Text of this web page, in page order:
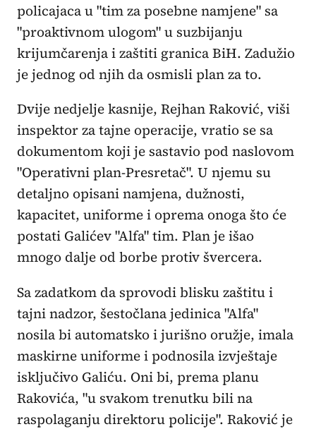
policajaca u "tim za posebne namjene" sa
"proaktivnom ulogom" u suzbijanju
krijumčarenja i zaštiti granica BiH. Zadužio
je jednog od njih da osmisli plan za to.
Dvije nedjelje kasnije, Rejhan Raković, viši
inspektor za tajne operacije, vratio se sa
dokumentom koji je sastavio pod naslovom
"Operativni plan-Presretač". U njemu su
detaljno opisani namjena, dužnosti,
kapacitet, uniforme i oprema onoga što će
postati Galićev "Alfa" tim. Plan je išao
mnogo dalje od borbe protiv švercera.
Sa zadatkom da sprovodi blisku zaštitu i
tajni nadzor, šestočlana jedinica "Alfa"
nosila bi automatsko i jurišno oružje, imala
maskirne uniforme i podnosila izvještaje
isključivo Galiću. Oni bi, prema planu
Rakovića, "u svakom trenutku bili na
raspolaganju direktoru policije". Raković je